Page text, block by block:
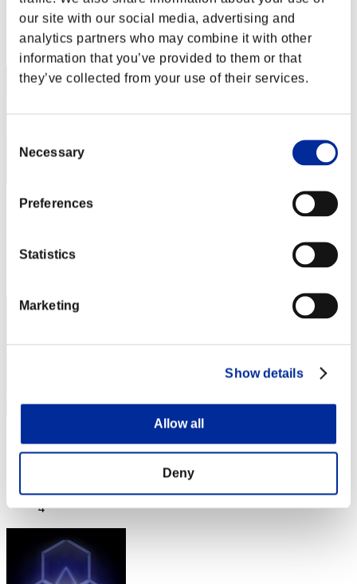
our site with our social media, advertising and
analytics partners who may combine it with other
information that you’ve provided to them or that
they’ve collected from your use of their services.
Selection
Necessary
Preferences
Statistics
Marketing
Show details
Allow all
Deny
Puntos: -
Posición
2
Lu-yun
Posición
Posición
4